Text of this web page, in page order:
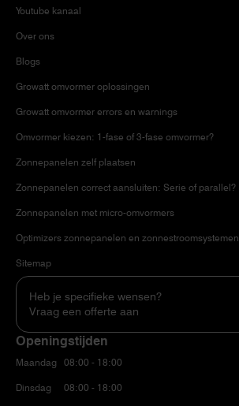
Youtube kanaal
Over ons
Blogs
Growatt omvormer oplossingen
Growatt omvormer errors en warnings
Omvormer kiezen: 1-fase of 3-fase omvormer?
Zonnepanelen zelf plaatsen
Zonnepanelen correct aansluiten: Serie of parallel?
Zonnepanelen met micro-omvormers
Optimizers zonnepanelen en zonnestroomsystemen
Sitemap
Heb je specifieke wensen?
Vraag een offerte aan
Openingstijden
Maandag
Dinsdag
08:00 - 18:00
08:00 - 18:00